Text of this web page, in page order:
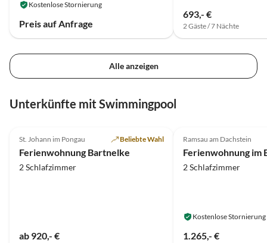
Kostenlose Stornierung
Preis auf Anfrage
693,- €
2 Gäste / 7 Nächte
Alle anzeigen
Unterkünfte mit Swimmingpool
St. Johann im Pongau Beliebte Wahl
Ferienwohnung Bartnelke
2 Schlafzimmer
ab 920,- €
Ramsau am Dachstein
2 Schlafzimmer
Kostenlose Stornierung
1.265,- €